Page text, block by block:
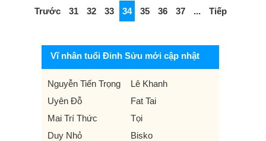
Trước 31 32 33 34 35 36 37 ... Tiếp
Vĩ nhân tuổi Đinh Sửu mới cập nhật
Nguyễn Tiến Trọng
Lê Khanh
Uyên Đỗ
Fat Tai
Mai Trí Thức
Tọi
Duy Nhỏ
Bisko